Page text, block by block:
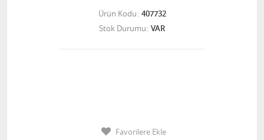
Ürün Kodu 407732
Stok Durumu VAR
Favorilere Ekle